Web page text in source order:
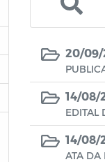
20/09/
14/08/
EDITAL
14/08/
ATA DA